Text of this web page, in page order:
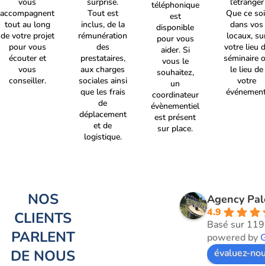
accompagnent
tout au long
de votre projet
pour vous
écouter et
vous
conseiller.
Tout est
inclus, de la
rémunération
des
prestataires,
aux charges
sociales ainsi
que les frais
de
déplacement
et de
logistique.
téléphonique
est
disponible
pour vous
aider. Si
vous le
souhaitez,
un
coordinateur
évènementiel
est présent
sur place.
Que ce
dans vos
locaux,
votre lieu
séminaire
le lieu de
votre
NOS
CLIENTS
PARLENT
DE NOUS
Agency
4.9
Basé sur
powered by
évaluez-